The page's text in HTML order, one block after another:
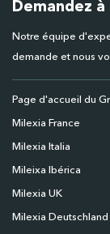
Demandez
Notre équipe
demande et nous
Page d'accueil du
Milexia France
Milexia Italia
Mileixa Ibérica
Milexia UK
Milexia Deutschland